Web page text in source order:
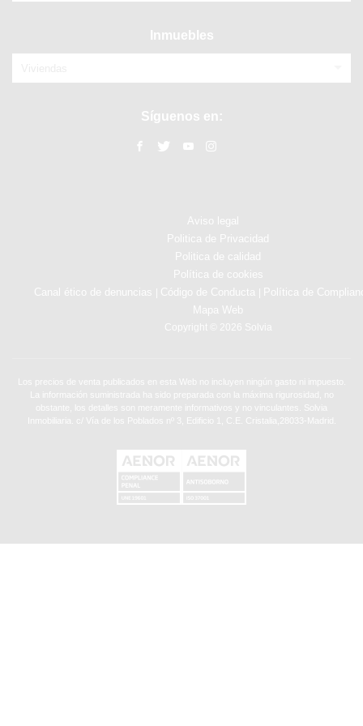
Inmuebles
Síguenos en:
Aviso legal
Politica de Privacidad
Politica de calidad
Política de cookies
Canal ético de denuncias
Código de Conducta
Política de
Mapa Web
Copyright © 2026 Solvia
Los precios de venta publicados en esta Web no incluyen ningún gasto ni impuesto.
La información suministrada ha sido preparada con la máxima rigurosidad, no
obstante, los detalles son meramente informativos y no vinculantes. Solvia
Inmobiliaria. c/ Vía de los Poblados nº 3, Edificio 1, C.E. Cristalia,28033-Madrid.